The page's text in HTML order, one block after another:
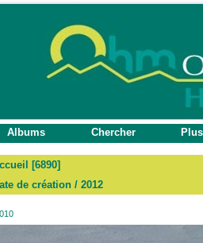
Albums Chercher
[6890]
de création/ 2012